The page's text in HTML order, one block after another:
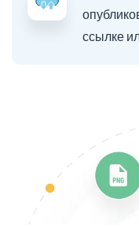
ссылке